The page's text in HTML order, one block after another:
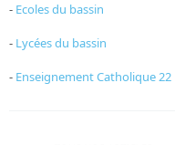
- Ecoles du bassin
- Lycées du bassin
- Enseignement Catholique 22